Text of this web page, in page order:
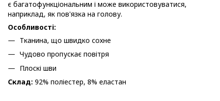
є багатофункціональним і може використовуватися,
наприклад, як пов'язка на голову.
Особливості:
Тканина, що швидко сохне
Чудово пропускає повітря
Плоскі шви
Склад: 92% поліестер, 8% еластан